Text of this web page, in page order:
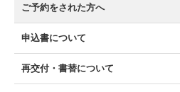
ご予約をされた方へ
申込書について
再交付・書替について